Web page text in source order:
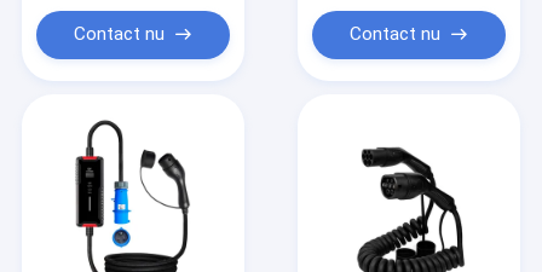
Contact nu Contact nu